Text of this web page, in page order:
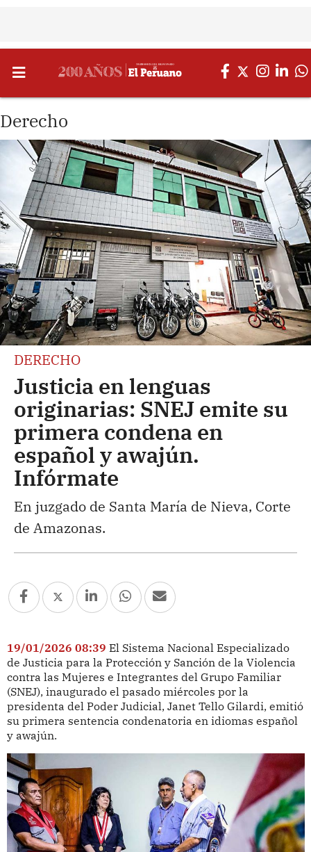
Derecho
DERECHO
Justicia en lenguas
originarias: SNEJ emite su
primera condena en
español y awajún.
Infórmate
En juzgado de Santa María de Nieva, Corte
de Amazonas.
19/01/2026 08:39 El Sistema Nacional Especializado
de Justicia para la Protección y Sanción de la Violencia
contra las Mujeres e Integrantes del Grupo Familiar
(SNEJ), inaugurado el pasado miércoles por la
presidenta del Poder Judicial, Janet Tello Gilardi, emitió
su primera sentencia condenatoria en idiomas español
y awajún.